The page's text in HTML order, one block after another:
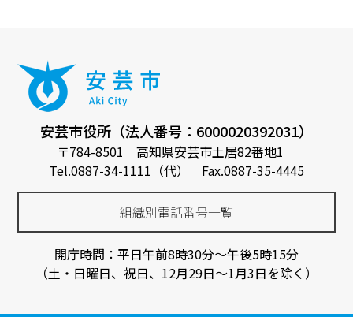
安芸市役所（法人番号：6000020392031）
〒784-8501 高知県安芸市土居82番地1
Tel.0887-34-1111（代） Fax.0887-35-4445
組織別電話番号一覧
開庁時間：平日午前8時30分～午後5時15分
（土・日曜日、祝日、12月29日～1月3日を除く）